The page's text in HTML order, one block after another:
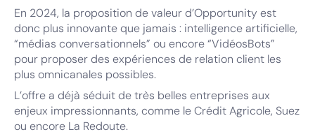
En 2024, la proposition de valeur d’Opportunity est
donc plus innovante que jamais : intelligence artificielle,
“médias conversationnels” ou encore “VidéosBots”
pour proposer des expériences de relation client les
plus omnicanales possibles.
L’offre a déjà séduit de très belles entreprises aux
enjeux impressionnants, comme le Crédit Agricole, Suez
ou encore La Redoute.